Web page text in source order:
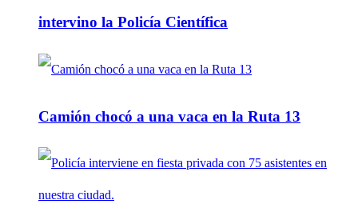
intervino la Policía Científica
Camión chocó a una vaca en la Ruta 13